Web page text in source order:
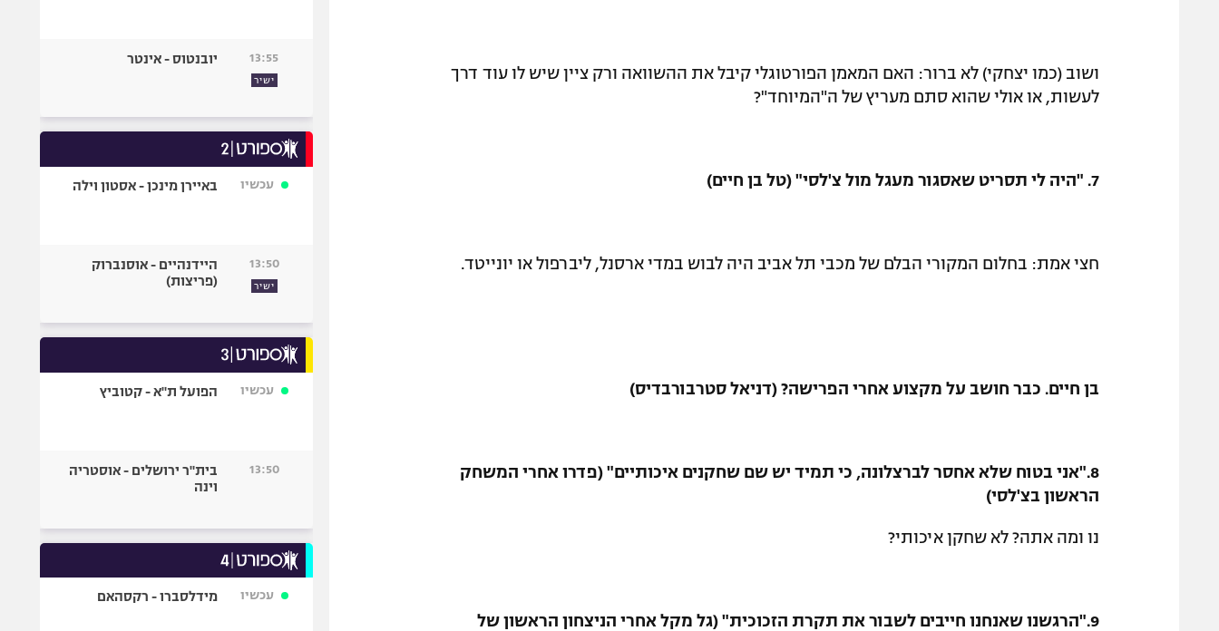
ושוב (כמו יצחקי) לא ברור: האם המאמן הפורטוגלי קיבל את ההשוואה ורק ציין שיש לו עוד דרך
לעשות, או אולי שהוא סתם מעריץ של ה"המיוחד"?
7. "היה לי תסריט שאסגור מעגל מול צ'לסי" (טל בן חיים)
חצי אמת: בחלום המקורי הבלם של מכבי תל אביב היה לבוש במדי ארסנל, ליברפול או יונייטד.
בן חיים. כבר חושב על מקצוע אחרי הפרישה? (דניאל סטרבורבדיס)
8."אני בטוח שלא אחסר לברצלונה, כי תמיד יש שם שחקנים איכותיים" (פדרו אחרי המשחק
הראשון בצ'לסי)
נו ומה אתה? לא שחקן איכותי?
9."הרגשנו שאנחנו חייבים לשבור את תקרת הזכוכית" (גל מקל אחרי הניצחון הראשון של
13:55
ישיר
יובנטוס - אינטר
עכשיו באיירן מינכן - אסטון וילה
13:50
ישיר
היידנהיים - אוסנברוק
(פריצות)
עכשיו הפועל ת"א - קטוביץ
13:50
בית"ר ירושלים - אוסטריה
וינה
עכשיו מידלסברו - רקסהאם